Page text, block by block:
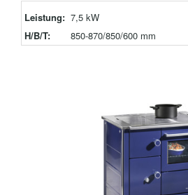
Leistung: 7,5 kW
H/B/T:
850-870/850/600 mm